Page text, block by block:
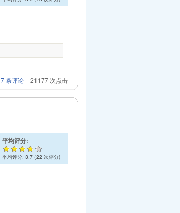
7 条评论
21177 次点击
平均评分:
平均评分:3.7 (22 次评分)